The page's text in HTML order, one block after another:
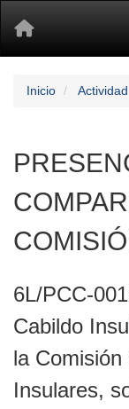
Inicio Actividad
6L/PCC-
Cabildo
la
Insulares,